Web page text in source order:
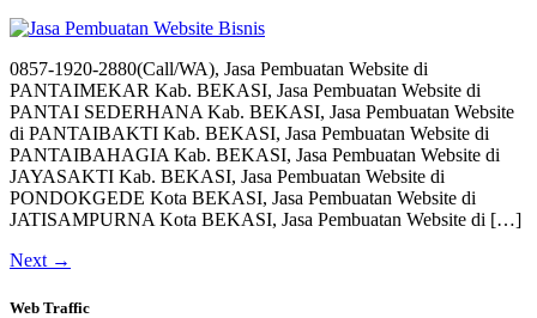
0857-1920-2880(Call/WA), Jasa Pembuatan Website di
PANTAIMEKAR Kab. BEKASI, Jasa Pembuatan Website di
PANTAI SEDERHANA Kab. BEKASI, Jasa Pembuatan Website
di PANTAIBAKTI Kab. BEKASI, Jasa Pembuatan Website di
PANTAIBAHAGIA Kab. BEKASI, Jasa Pembuatan Website di
JAYASAKTI Kab. BEKASI, Jasa Pembuatan Website di
PONDOKGEDE Kota BEKASI, Jasa Pembuatan Website di
JATISAMPURNA Kota BEKASI, Jasa Pembuatan Website di […]
Next →
Web Traffic